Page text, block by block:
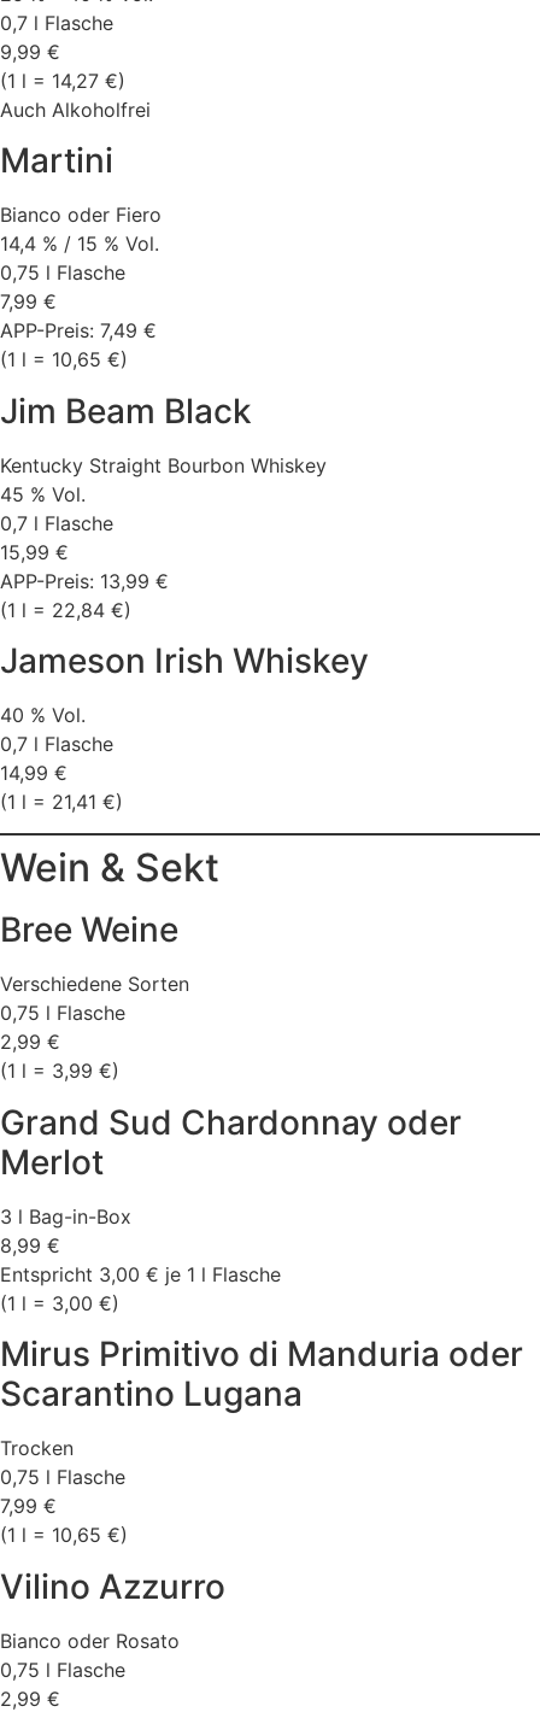
0,7 l Flasche
9,99 €
(1 l = 14,27 €)
Auch Alkoholfrei
Martini
Bianco oder Fiero
14,4 % / 15 % Vol.
0,75 l Flasche
7,99 €
APP-Preis: 7,49 €
(1 l = 10,65 €)
Jim Beam Black
Kentucky Straight Bourbon Whiskey
45 % Vol.
0,7 l Flasche
15,99 €
APP-Preis: 13,99 €
(1 l = 22,84 €)
Jameson Irish Whiskey
40 % Vol.
0,7 l Flasche
14,99 €
(1 l = 21,41 €)
Wein & Sekt
Bree Weine
Verschiedene Sorten
0,75 l Flasche
2,99 €
(1 l = 3,99 €)
Grand Sud Chardonnay oder
Merlot
3 l Bag-in-Box
8,99 €
Entspricht 3,00 € je 1 l Flasche
(1 l = 3,00 €)
Mirus Primitivo di Manduria oder
Scarantino Lugana
Trocken
0,75 l Flasche
7,99 €
(1 l = 10,65 €)
Vilino Azzurro
Bianco oder Rosato
0,75 l Flasche
2,99 €